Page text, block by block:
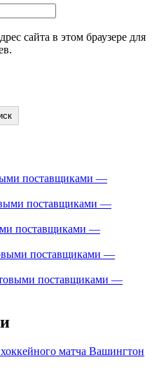
сайта в этом браузере для
поставщиками —
поставщиками —
поставщиками —
поставщиками —
поставщиками —
матча Вашингтон